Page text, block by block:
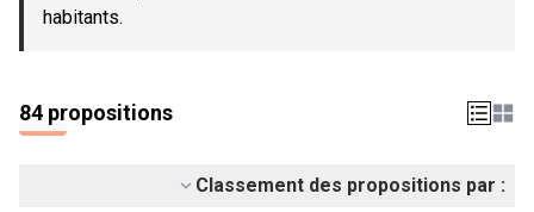
habitants.
84 propositions
Classement des propositions par :